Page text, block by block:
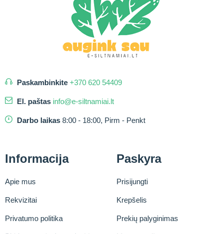
Paskambinkite +370 620 54409
El. paštas info@e-siltnamiai.lt
Darbo laikas 8:00 - 18:00, Pirm - Penkt
Informacija
Apie mus
Rekvizitai
Privatumo politika
Paskyra
Prisijungti
Krepšelis
Prekių palyginimas